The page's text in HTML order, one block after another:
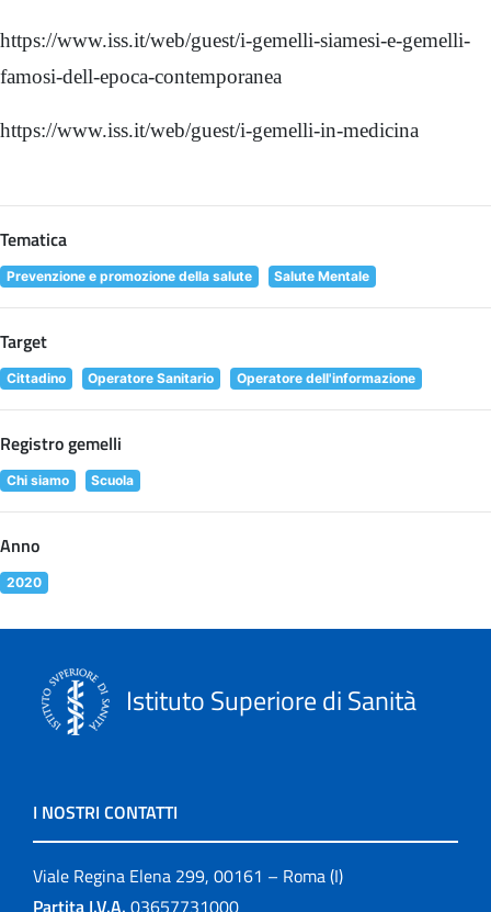
https://www.iss.it/web/guest/i-gemelli-siamesi-e-gemelli-
famosi-dell-epoca-contemporanea
https://www.iss.it/web/guest/i-gemelli-in-medicina
Tematica
Prevenzione e promozione della salute Salute Mentale
Target
Cittadino Operatore Sanitario Operatore dell'informazione
Registro gemelli
Chi siamo Scuola
Anno
2020
Istituto Superiore di Sanità
I NOSTRI CONTATTI
Viale Regina Elena 299, 00161 – Roma (I)
Partita I.V.A. 03657731000